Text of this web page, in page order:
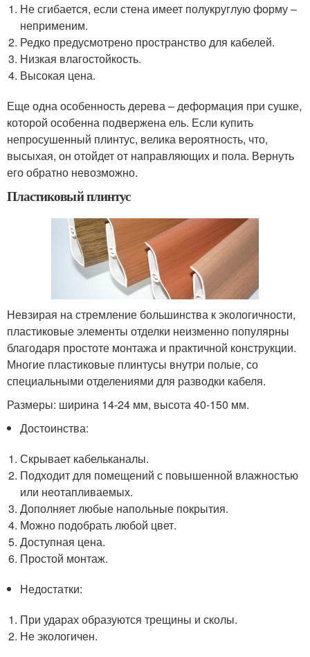
Не сгибается, если стена имеет полукруглую форму –
неприменим.
Редко предусмотрено пространство для кабелей.
Низкая влагостойкость.
Высокая цена.
Еще одна особенность дерева – деформация при сушке,
которой особенна подвержена ель. Если купить
непросушенный плинтус, велика вероятность, что,
высыхая, он отойдет от направляющих и пола. Вернуть
его обратно невозможно.
Пластиковый плинтус
Невзирая на стремление большинства к экологичности,
пластиковые элементы отделки неизменно популярны
благодаря простоте монтажа и практичной конструкции.
Многие пластиковые плинтусы внутри полые, со
специальными отделениями для разводки кабеля.
Размеры: ширина 14-24 мм, высота 40-150 мм.
Достоинства:
Скрывает кабельканалы.
Подходит для помещений с повышенной влажностью
или неотапливаемых.
Дополняет любые напольные покрытия.
Можно подобрать любой цвет.
Доступная цена.
Простой монтаж.
Недостатки:
При ударах образуются трещины и сколы.
Не экологичен.